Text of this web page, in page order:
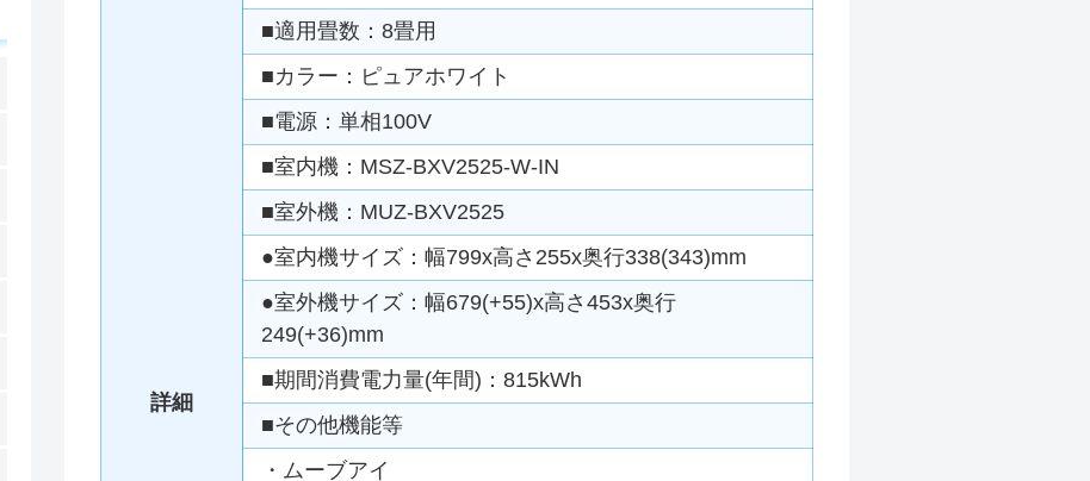
詳細
■適用畳数：8畳用
■カラー：ピュアホワイト
■電源：単相100V
■室内機：MSZ-BXV2525-W-IN
■室外機：MUZ-BXV2525
●室内機サイズ：幅799x高さ255x奥行338(343)mm
●室外機サイズ：幅679(+55)x高さ453x奥行
249(+36)mm
■期間消費電力量(年間)：815kWh
■その他機能等
・ムーブアイ